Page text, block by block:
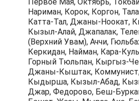
Нариман, Корок, Коргон,
Катта-Тал, Джаны-Ноокат,
Кызыл-Алай, Джапалак,
(Верхний Увам), Аччи,
Керкидан, Найман, Кара-
Горный Тюльпан, Кыргыз-
Джаны-Кыштак, Коммунист,
Кыдырша, Кызыл-Абад,
Джар, Федорово, Беш-